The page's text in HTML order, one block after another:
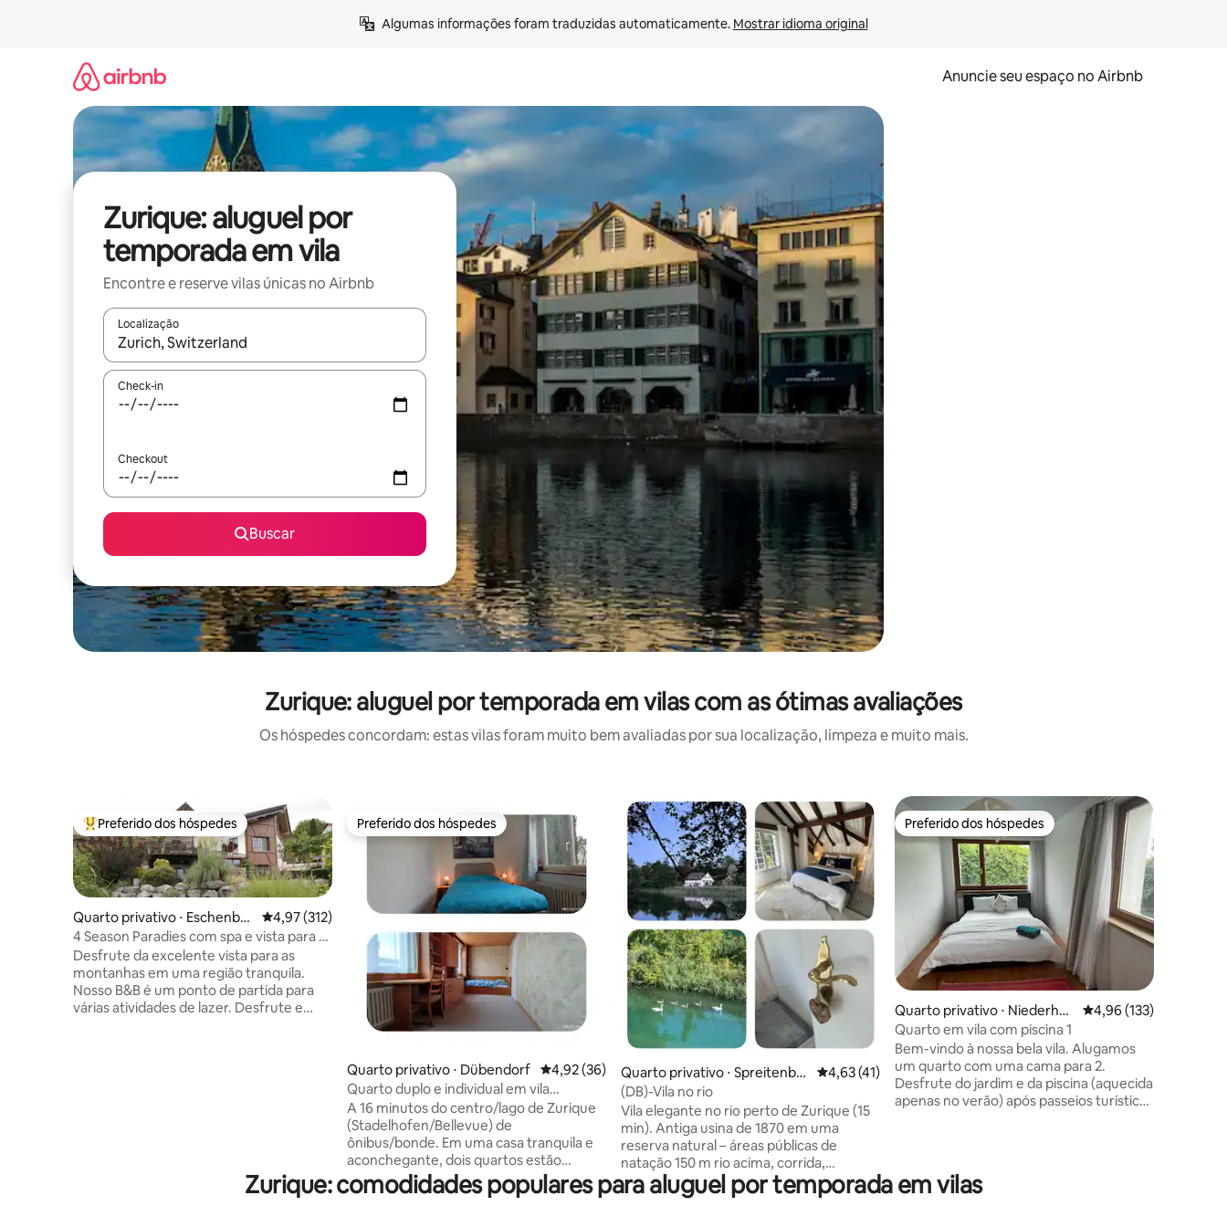
Algumas informações foram traduzidas automaticamente. Mostrar idioma original
Anuncie seu espaço no Airbnb
Zurique: aluguel por
temporada em vila
Encontre e reserve vilas únicas no Airbnb
Localização
Quando os resultados estiverem disponíveis, explore-os usando as seta para cima e para baixo do teclado ou tocando e deslizando o dedo na tela.
Check-in
Checkout
Buscar
Zurique: aluguel por temporada em vilas com as ótimas avaliações
Os hóspedes concordam: estas vilas foram muito bem avaliadas por sua localização, limpeza e muito mais.
Entre os melhores preferidos dos hóspedes
Preferido dos hóspedes
Quarto privativo ⋅ Eschenbac
h
4,97 de uma avaliação média de 5, 312 avaliações
4,97 (312)
4 Season Paradies com spa e vista para a
montanha
Desfrute da excelente vista para as
montanhas em uma região tranquila.
Nosso B&B é um ponto de partida para
várias atividades de lazer. Desfrute e
Flumserberge, Lago Zurique, Rapperswil.
Espero que isso soe bem para você!
Preferido dos hóspedes
Preferido dos hóspedes
Quarto privativo ⋅ Dübendorf 4,92 de uma avaliação média de 5, 36 avaliações
4,92 (36)
Quarto duplo e individual em vila
tranquila e aconchegante
A 16 minutos do centro/lago de Zurique
(Stadelhofen/Bellevue) de
ônibus/bonde. Em uma casa tranquila e
aconchegante, dois quartos estão
disponíveis: um pequeno quarto de casal
(cama de 140 cm) e um quarto individual
Quarto privativo ⋅ Spreitenba
ch
4,63 de uma avaliação média de 5, 41 avaliações
4,63 (41)
(DB)-Vila no rio
Vila elegante no rio perto de Zurique (15
min). Antiga usina de 1870 em uma
reserva natural – áreas públicas de
natação 150 m rio acima, corrida,
caminhada. Pássaros canoros recebem
você pela manhã. Planeje viagens para a
Preferido dos hóspedes
Preferido dos hóspedes
Quarto privativo ⋅ Niederhasl
i
4,96 de uma avaliação
4,96 (133)
Quarto em vila com piscina 1
Bem-vindo à nossa bela vila. Alugamos
um quarto com uma cama para 2.
Desfrute do jardim e da piscina (aquecida
apenas no verão) após passeios turísticos
que mudar uma vez). Você encontrará
detalhes do transporte público na página
Zurique: comodidades populares para aluguel por temporada em vilas